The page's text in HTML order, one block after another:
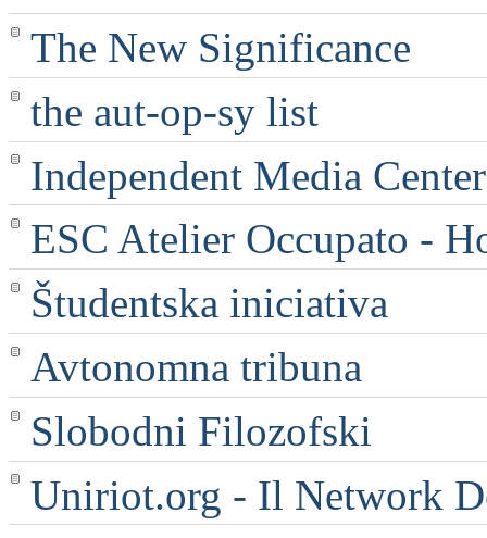
The New Significance
the aut-op-sy list
Independent Media
ESC Atelier Occupato -
Študentska iniciativa
Avtonomna tribuna
Slobodni Filozofski
Uniriot.org - Il Network